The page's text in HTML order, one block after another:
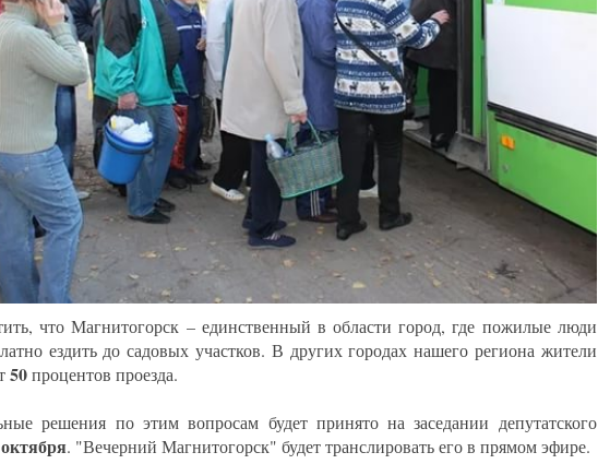
что Магнитогорск – единственный в области город, где пожилые люди
ездить до садовых участков. В других городах нашего региона жители
50процентов проезда.
решения по этим вопросам будет принято на заседании депутатского
. "Вечерний Магнитогорск" будет транслировать его в прямом эфире.